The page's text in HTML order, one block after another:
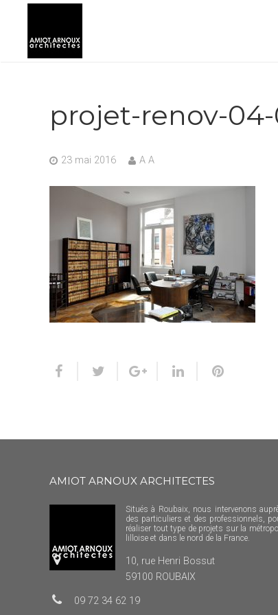
projet-renov-
23 mai 2016 A A
AMIOT ARNOUX ARCHITECTES
Situés à Roubaix, nous intervenons
des particuliers et des professionnels,
réaliser tout type de projets sur la
lilloise et dans le nord de la France.
10, rue Henri Bossut
59100 ROUBAIX
09 72 34 62 19